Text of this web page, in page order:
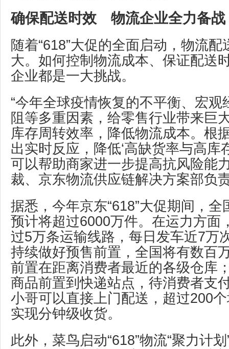
确保配送时效 物流企业全力备战
随着“618”大促的全面启动，物流
大。如何控制物流成本、保证配送
企业都是一大挑战。
“今年全球疫情恢复的不平衡、宏
阻等多重因素，给零售行业带来巨
库存周转效率，降低物流成本。根
出实时反应，降低‘高缺货率与高库
可以帮助商家进一步提高抗风险能
裁、京东物流供应链解决方案部负
据悉，今年京东“618”大促期间，
预计将超过6000万件。在运力方面
过5万条运输线路，每日发车近7万
持续做好预售前置，全国将有数百
前置在距离消费者最近的各级仓库
商品前置到快递站点，待消费者支
小哥可以直接上门配送，超过200
实现分钟级收货。
此外，菜鸟启动“618”物流“聚力计